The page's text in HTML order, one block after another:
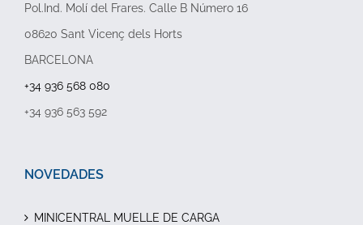
Pol.Ind. Molí del Frares. Calle B Número 16
08620 Sant Vicenç dels Horts
BARCELONA
+34 936 568 080
+34 936 563 592
NOVEDADES
MINICENTRAL MUELLE DE CARGA